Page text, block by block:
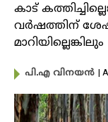
കാട്
വര്‍ഷത്തിന്
മാറിയില്ലെങ്കിലും
പി.എ വിനയന്‍ |